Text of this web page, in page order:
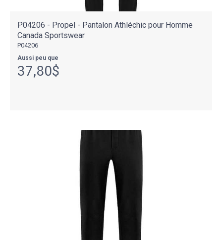
P04206 - Propel - Pantalon Athléchic pour Homme
Canada Sportswear
P04206
Aussi peu que
37,80$